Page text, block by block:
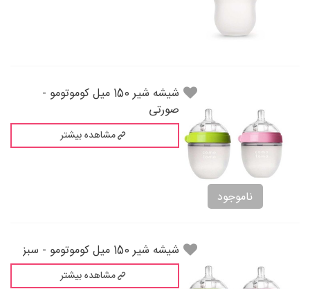
ناموجود
شیشه شیر 150 میل کوموتومو -
صورتی
مشاهده بیشتر
شیشه شیر 150 میل کوموتومو - سبز
مشاهده بیشتر